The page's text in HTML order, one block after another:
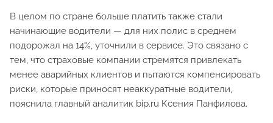
В целом по стране больше платить также стали
начинающие водители — для них полис в среднем
подорожал на 14%, уточнили в сервисе. Это связано с
тем, что страховые компании стремятся привлекать
менее аварийных клиентов и пытаются компенсировать
риски, которые приносят неаккуратные водители,
пояснила главный аналитик bip.ru Ксения Панфилова.